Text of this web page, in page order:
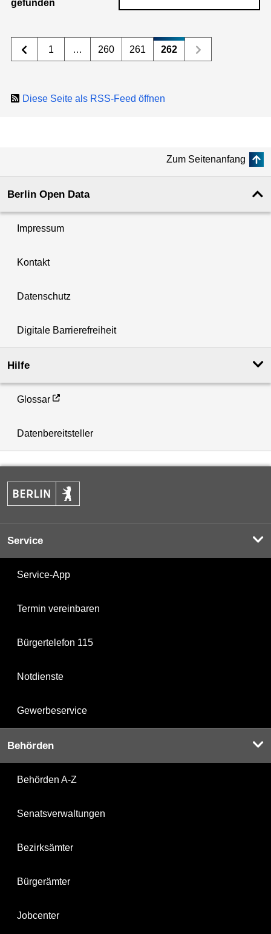
gefunden
1 … 260 261 262
Diese Seite als RSS-Feed öffnen
Zum Seitenanfang
Berlin Open Data
Impressum
Kontakt
Datenschutz
Digitale Barrierefreiheit
Hilfe
Glossar
Datenbereitsteller
Service
Service-App
Termin vereinbaren
Bürgertelefon 115
Notdienste
Gewerbeservice
Behörden
Behörden A-Z
Senatsverwaltungen
Bezirksämter
Bürgerämter
Jobcenter